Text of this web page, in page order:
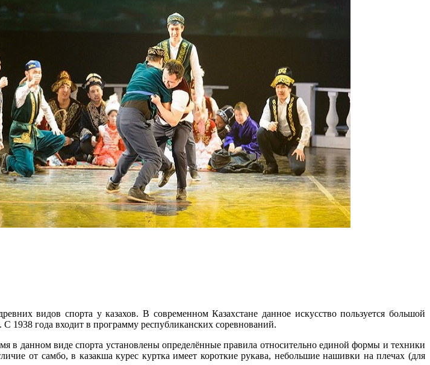
видов спорта у казахов. В современном Казахстане данное искусство пользуется большой
1938 года входит в программу республиканских соревнований.
в данном виде спорта установлены определённые правила относительно единой формы и техники
от самбо, в казакша курес куртка имеет короткие рукава, небольшие нашивки на плечах (для